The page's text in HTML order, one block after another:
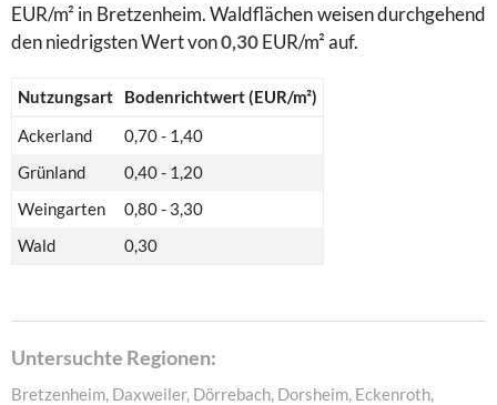
EUR/m² in Bretzenheim. Waldflächen weisen durchgehend
den niedrigsten Wert von0,30EUR/m² auf.
Nutzungsart
Bodenrichtwert (EUR/m²)
Ackerland
0,70 - 1,40
Grünland
0,40 - 1,20
Weingarten
0,80 - 3,30
Wald
0,30
Untersuchte Regionen:
Bretzenheim, Daxweiler, Dörrebach, Dorsheim, Eckenroth,